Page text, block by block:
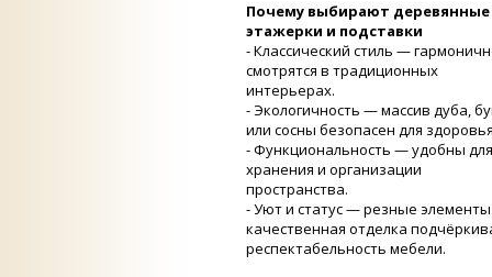
Почему выбирают деревянные
этажерки и подставки
- Классический стиль —
смотрятся в традиционных
интерьерах.
- Экологичность — массив дуба,
или сосны безопасен для
- Функциональность — удобны для
хранения и организации
пространства.
- Уют и статус — резные
качественная отделка
респектабельность мебели.